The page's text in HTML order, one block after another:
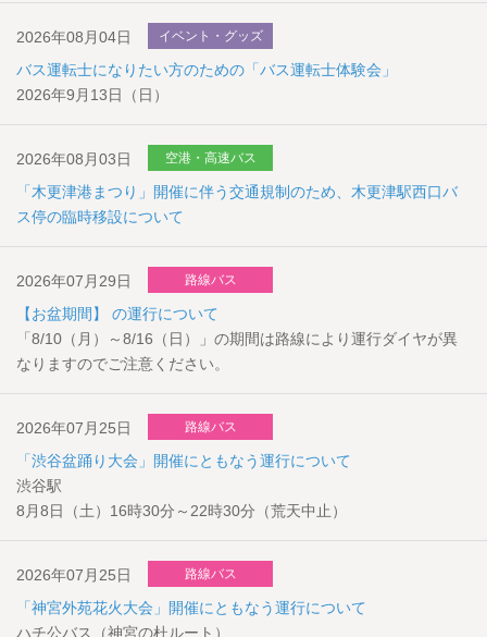
2026年08月04日 イベント・グッズ
バス運転士になりたい方のための「バス運転士体験会」
2026年9月13日（日）
2026年08月03日 空港・高速バス
「木更津港まつり」開催に伴う交通規制のため、木更津駅西口バ
ス停の臨時移設について
2026年07月29日 路線バス
【お盆期間】 の運行について
「8/10（月）～8/16（日）」の期間は路線により運行ダイヤが異
なりますのでご注意ください。
2026年07月25日 路線バス
「渋谷盆踊り大会」開催にともなう運行について
渋谷駅
8月8日（土）16時30分～22時30分（荒天中止）
2026年07月25日 路線バス
「神宮外苑花火大会」開催にともなう運行について
ハチ公バス（神宮の杜ルート）